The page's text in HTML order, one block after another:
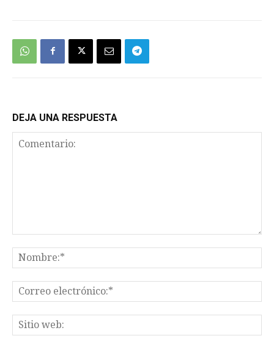
DEJA UNA RESPUESTA